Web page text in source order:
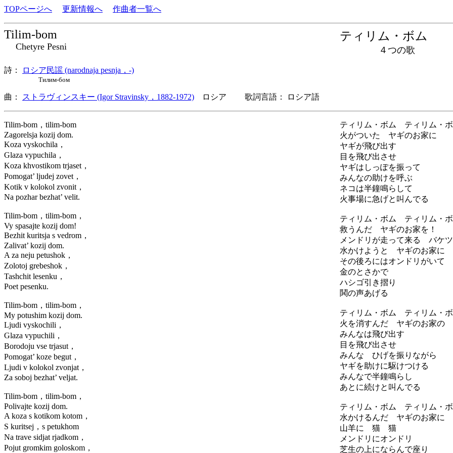
TOPページへ 更新情報へ 作曲者一覧へ
Tilim-bom
Chetyre Pesni
ティリム・ボム
４つの歌
詩： ロシア民謡 (narodnaja pesnja，-)
Тилим-бом
曲： ストラヴィンスキー (Igor Stravinsky，1882-1972) ロシア 歌詞言語： ロシア語
Tilim-bom，tilim-bom
Zagorelsja kozij dom.
Koza vyskochila，
Glaza vypuchila，
Koza khvostikom trjaset，
Pomogat’ ljudej zovet，
Kotik v kolokol zvonit，
Na pozhar bezhat’ velit.
Tilim-bom，tilim-bom，
Vy spasajte kozij dom!
Bezhit kuritsja s vedrom，
Zalivat’ kozij dom.
A za neju petushok，
Zolotoj grebeshok，
Tashchit lesenku，
Poet pesenku.
Tilim-bom，tilim-bom，
My potushim kozij dom.
Ljudi vyskochili，
Glaza vypuchili，
Borodoju vse trjasut，
Pomogat’ koze begut，
Ljudi v kolokol zvonjat，
Za soboj bezhat’ veljat.
Tilim-bom，tilim-bom，
Polivajte kozij dom.
A koza s kotikom kotom，
S kuritsej，s petukhom
Na trave sidjat rjadkom，
Pojut gromkim goloskom，
ティリム・ボム ティリム・
火がついた ヤギのお家に
ヤギが飛び出す
目を飛び出させ
ヤギはしっぽを振って
みんなの助けを呼ぶ
ネコは半鐘鳴らして
火事場に急げと叫んでる
ティリム・ボム ティリム・
救うんだ ヤギのお家を！
メンドリが走って来る バケ
水かけようと ヤギのお家に
その後ろにはオンドリがいて
金のとさかで
ハシゴ引き摺り
鬨の声あげる
ティリム・ボム ティリム・
火を消すんだ ヤギのお家の
みんなは飛び出す
目を飛び出させ
みんな ひげを振りながら
ヤギを助けに駆けつける
みんなで半鐘鳴らし
あとに続けと叫んでる
ティリム・ボム ティリム・
水かけるんだ ヤギのお家に
山羊に 猫 猫
メンドリにオンドリ
芝生の上にならんで座り